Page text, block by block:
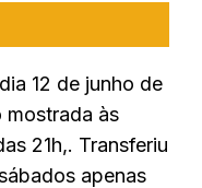
12 de junho de
mostrada às
21h,. Transferiu
apenas